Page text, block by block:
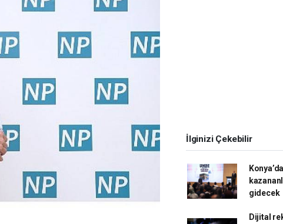
İlginizi Çekebilir
gidecek
Dijital